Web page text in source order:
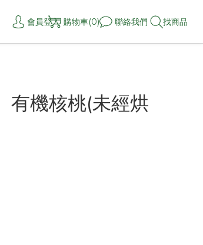
會員登入 購物車(0) 聯絡我們 找商品
有機核桃(未經烘